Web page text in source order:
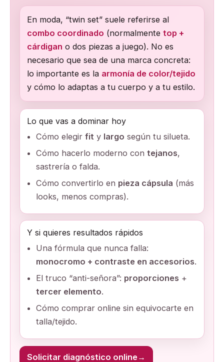
En moda, “twin set” suele referirse al
combo coordinado (normalmente top +
cárdigan o dos piezas a juego). No es
necesario que sea de una marca concreta:
lo importante es la armonía de color/tejido
y cómo lo adaptas a tu cuerpo y a tu estilo.
Lo que vas a dominar hoy
Cómo elegir fit y largo según tu silueta.
Cómo hacerlo moderno con tejanos,
sastrería o falda.
Cómo convertirlo en pieza cápsula (más
looks, menos compras).
Y si quieres resultados rápidos
Una fórmula que nunca falla:
monocromo + contraste en accesorios.
El truco “anti-señora”: proporciones +
tercer elemento.
Cómo comprar online sin equivocarte en
talla/tejido.
Solicitar diagnóstico online→